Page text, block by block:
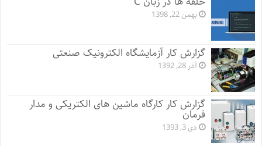
بهمن 22, 1398
گزارش کار آزمایشگاه الکترونیک صنعتی
آذر 28, 1392
گزارش کار کارگاه ماشین های الکتریکی و مدار
فرمان
دی 3, 1393